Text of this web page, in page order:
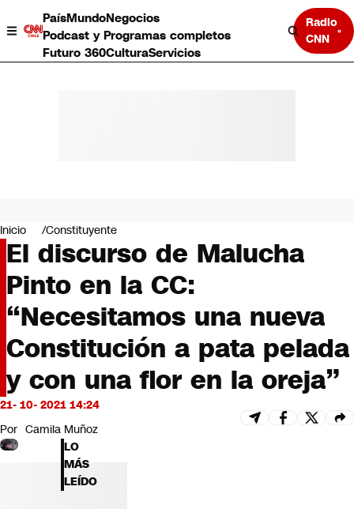
PaísMundoNegocios
Podcast y Programas completos
Futuro 360CulturaServicios
Radio
CNN
Negocios
Deportes
Programas completos
Cultura
Servicios
Bits
CNN tiempo
Opinión
Inicio Constituyente
El discurso de Malucha
Pinto en la CC:
“Necesitamos una nueva
Constitución a pata pelada
y con una flor en la oreja”
21- 10- 2021 14:24
Por Camila Muñoz
LO
MÁS
LEÍDO